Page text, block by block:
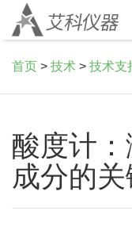
首页 > 技术 > 技术支
酸度计
成分的